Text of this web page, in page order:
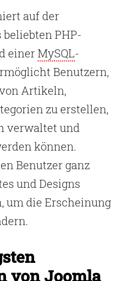
auf der
PHP-
einerMySQL-
Benutzern,
Artikeln,
zu erstellen,
verwaltet und
können.
Benutzer ganz
und Designs
um die Erscheinung
von Joomla